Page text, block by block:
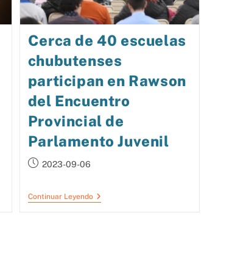
Cerca de 40 escuelas
chubutenses
participan en Rawson
del Encuentro
Provincial de
Parlamento Juvenil
2023-09-06
Continuar Leyendo